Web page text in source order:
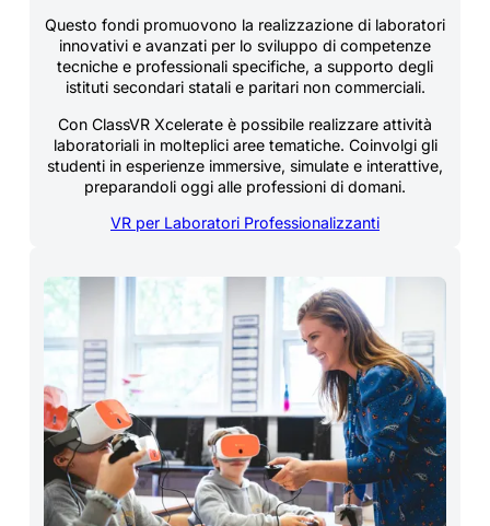
Questo fondi promuovono la realizzazione di laboratori
innovativi e avanzati per lo sviluppo di competenze
tecniche e professionali specifiche, a supporto degli
istituti secondari statali e paritari non commerciali.
Con ClassVR Xcelerate è possibile realizzare attività
laboratoriali in molteplici aree tematiche. Coinvolgi gli
studenti in esperienze immersive, simulate e interattive,
preparandoli oggi alle professioni di domani.
VR per Laboratori Professionalizzanti